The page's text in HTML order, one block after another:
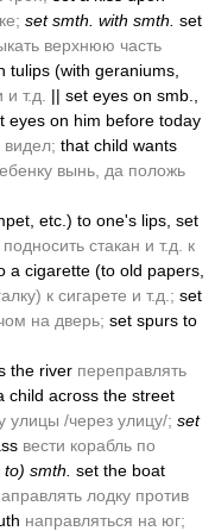
set smth. with smth. set
верхнюю часть
tulips (with geraniums,
т.д.
|| set eyes on smb.,
eyes on him before today
видел; that child wants
вынь, да положь
etc.) to one's lips, set
подносить стакан и т.д. к
a cigarette (to old papers,
к сигарете и т.д.; set
на дверь; set spurs to
the river переправлять
child across the street
улицы /через улицу/; set
вести корабль по
to) smth. set the boat
лодку против
направляться на юг;